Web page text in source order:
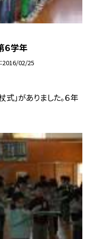
学年
2016/02/25
式」がありました。６年